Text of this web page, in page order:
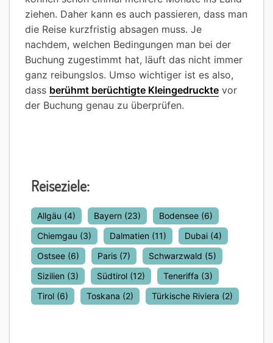
ziehen. Daher kann es auch passieren, dass man
die Reise kurzfristig absagen muss. Je
nachdem, welchen Bedingungen man bei der
Buchung zugestimmt hat, läuft das nicht immer
ganz reibungslos. Umso wichtiger ist es also,
dass berühmt berüchtigte Kleingedruckte vor
der Buchung genau zu überprüfen.
Reiseziele:
Allgäu (4) Bayern (23) Bodensee (6)
Chiemgau (3) Dalmatien (11) Dubai (4)
Ostsee (6) Paris (7) Schwarzwald (5)
Sizilien (3) Südtirol (12) Teneriffa (3)
Tirol (6) Toskana (2) Türkische Riviera (2)